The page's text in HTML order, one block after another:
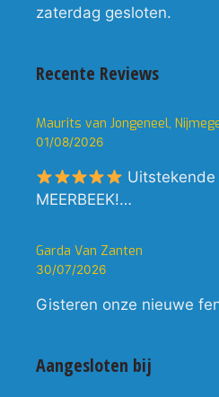
zaterdag gesloten.
Recente Reviews
Maurits van Jongeneel,
01/08/2026
Uitstekende
MEERBEEK!…
Garda Van Zanten
30/07/2026
Gisteren onze nieuwe
Aangesloten bij